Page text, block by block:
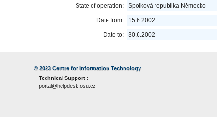
State of operation: Spolková republika Německo
Date from: 15.6.2002
Date to: 30.6.2002
© 2023 Centre for Information Technology
Technical Support :
portal@helpdesk.osu.cz